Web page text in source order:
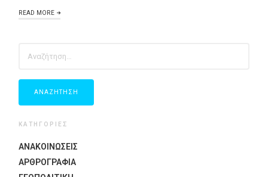
READ MORE
ΓΙΑ:
ΚΑΤΗΓΟΡΙΕΣ
ΑΝΑΚΟΙΝΩΣΕΙΣ
ΑΡΘΡΟΓΡΑΦΙΑ